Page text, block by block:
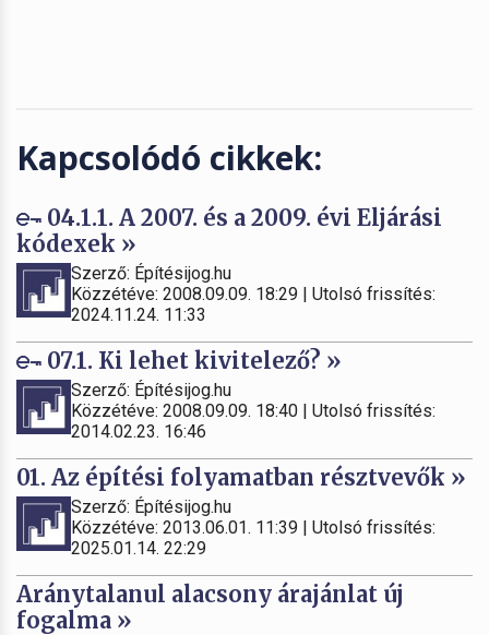
Kapcsolódó cikkek:
04.1.1. A 2007. és a 2009. évi Eljárási
kódexek »
Szerző: Építésijog.hu
Közzétéve: 2008.09.09. 18:29 | Utolsó frissítés:
2024.11.24. 11:33
07.1. Ki lehet kivitelező? »
Szerző: Építésijog.hu
Közzétéve: 2008.09.09. 18:40 | Utolsó frissítés:
2014.02.23. 16:46
01. Az építési folyamatban résztvevők »
Szerző: Építésijog.hu
Közzétéve: 2013.06.01. 11:39 | Utolsó frissítés:
2025.01.14. 22:29
Aránytalanul alacsony árajánlat új
fogalma »